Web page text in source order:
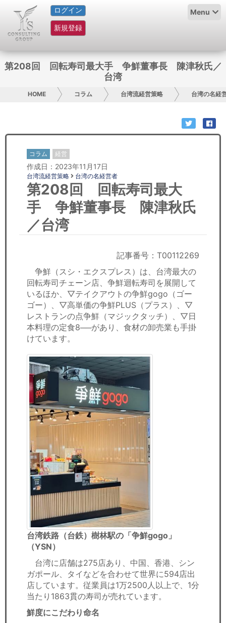
ログイン
新規登録
Menu
HOME
サービス紹介
お問い合わせ
日本人にPR
コンサルティング
リサーチ
セミナー
労務顧問
ＩＴ
飲食店情報
第208回 回転寿司最大手 争鮮董事長 陳津秋氏／
台湾
HOME コラム 台湾流経営策略 台湾の名経
コラム 経営
作成日：2023年11月17日
台湾流経営策略 台湾の名経営者
第208回 回転寿司最大
手 争鮮董事長 陳津秋氏
／台湾
記事番号：T00112269
争鮮（スシ・エクスプレス）は、台湾最大の
回転寿司チェーン店、争鮮迴転寿司を展開して
いるほか、▽テイクアウトの争鮮gogo（ゴー
ゴー）、▽高単価の争鮮PLUS（プラス）、▽
レストランの点争鮮（マジックタッチ）、▽日
本料理の定食8──があり、食材の卸売業も手掛
けています。
台湾鉄路（台鉄）樹林駅の「争鮮gogo」
（YSN）
台湾に店舗は275店あり、中国、香港、シン
ガポール、タイなどを合わせて世界に594店出
店しています。従業員は1万2500人以上で、1分
当たり1863貫の寿司が売れています。
鮮度にこだわり命名